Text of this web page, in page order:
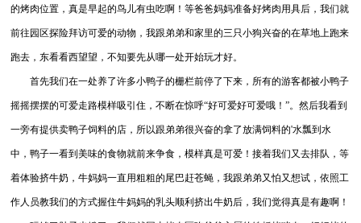
的烤肉位置，真是早起的鸟儿有虫吃啊！等爸爸妈妈准备好烤肉用具后，我们就
前往园区探险拜访可爱的动物，我跟弟弟和家里的三只小狗兴奋的在草地上跑来
跑去，东看看西望望，不知要先从哪一处开始玩才好。
首先我们在一处养了许多小鸭子的栅栏前停了下来，所有的游客都被小鸭子
摇摇摆摆的可爱走路模样吸引住，不断在惊呼“好可爱好可爱哦！”。然后我看到
一旁有提供卖鸭子饲料的店，所以跟弟弟很兴奋的拿了放满饲料的'水瓢到水
中，鸭子一看到美味的食物就前来争食，模样真是可爱！接着我们又去排队，等
着体验挤牛奶，牛妈妈一直用粗粗的尾巴赶苍蝇，我跟弟弟又怕又想试，依照工
作人员教我们的方式握住牛妈妈的乳头顺利挤出牛奶后，我们觉得真是有趣啊！